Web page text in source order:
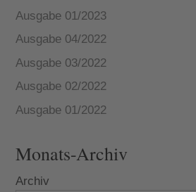
Ausgabe 01/2023
Ausgabe 04/2022
Ausgabe 03/2022
Ausgabe 02/2022
Ausgabe 01/2022
Monats-Archiv
Archiv